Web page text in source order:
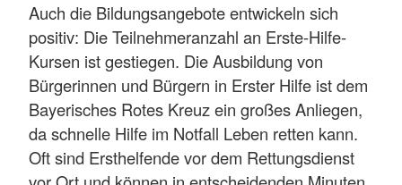
Auch die Bildungsangebote entwickeln sich
positiv: Die Teilnehmeranzahl an Erste-Hilfe-
Kursen ist gestiegen. Die Ausbildung von
Bürgerinnen und Bürgern in Erster Hilfe ist dem
Bayerisches Rotes Kreuz ein großes Anliegen,
da schnelle Hilfe im Notfall Leben retten kann.
Oft sind Ersthelfende vor dem Rettungsdienst